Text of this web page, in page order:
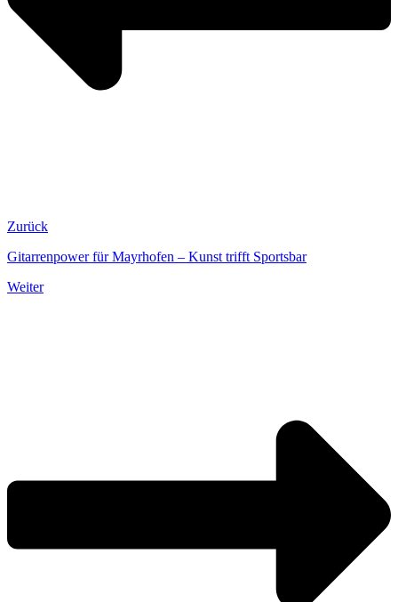
Zurück
Gitarrenpower für Mayrhofen – Kunst trifft Sportsbar
Weiter